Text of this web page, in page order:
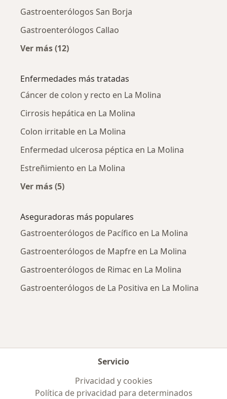
Gastroenterólogos San Borja
Gastroenterólogos Callao
Ver más (12)
Enfermedades más tratadas
Cáncer de colon y recto en La Molina
Cirrosis hepática en La Molina
Colon irritable en La Molina
Enfermedad ulcerosa péptica en La Molina
Estreñimiento en La Molina
Ver más (5)
Aseguradoras más populares
Gastroenterólogos de Pacífico en La Molina
Gastroenterólogos de Mapfre en La Molina
Gastroenterólogos de Rimac en La Molina
Gastroenterólogos de La Positiva en La Molina
Servicio
Privacidad y cookies
Política de privacidad para determinados